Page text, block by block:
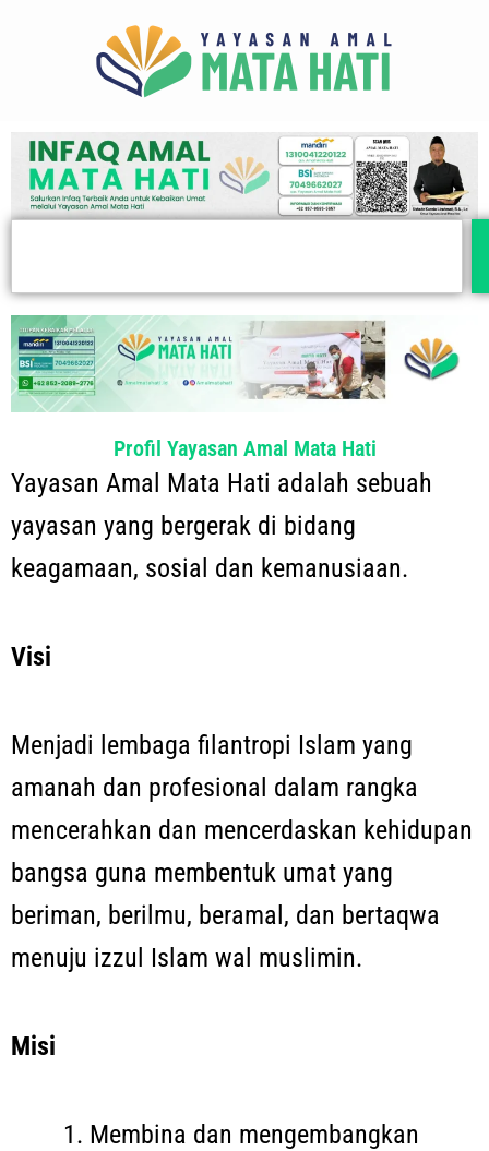
Profil Yayasan Amal Mata Hati
Yayasan Amal Mata Hati adalah sebuah
yayasan yang bergerak di bidang
keagamaan, sosial dan kemanusiaan.
Visi
Menjadi lembaga filantropi Islam yang
amanah dan profesional dalam rangka
mencerahkan dan mencerdaskan kehidupan
bangsa guna membentuk umat yang
beriman, berilmu, beramal, dan bertaqwa
menuju izzul Islam wal muslimin.
Misi
Membina dan mengembangkan